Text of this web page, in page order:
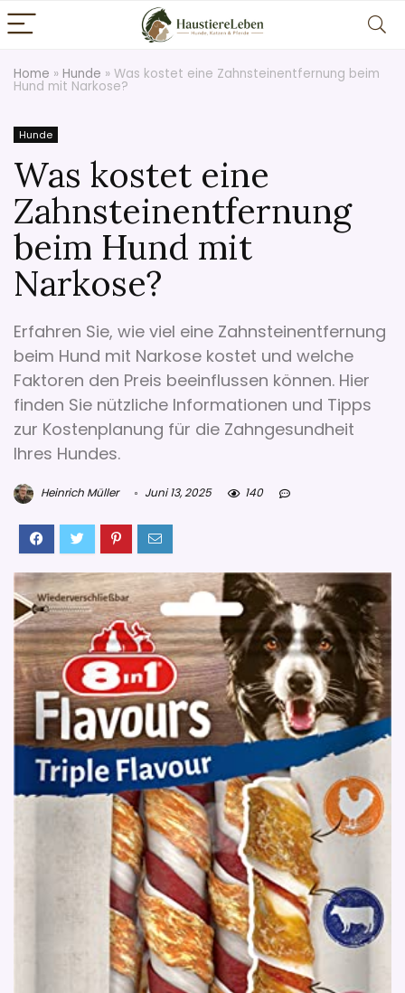
Home » Hunde » Was kostet eine Zahnsteinentfernung beim
Hund mit Narkose?
Hunde
Was kostet eine
Zahnsteinentfernung
beim Hund mit
Narkose?
Erfahren Sie, wie viel eine Zahnsteinentfernung
beim Hund mit Narkose kostet und welche
Faktoren den Preis beeinflussen können. Hier
finden Sie nützliche Informationen und Tipps
zur Kostenplanung für die Zahngesundheit
Ihres Hundes.
Heinrich Müller Juni 13, 2025 140